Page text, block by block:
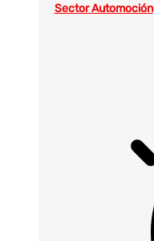
Sector Automoción